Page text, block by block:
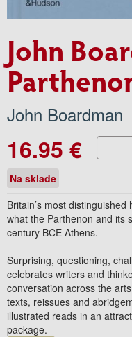
John
John Boardman
16.95 €
Na sklade
Britain’s most
what the Parthenon and its
century BCE Athens.
Surprising, questioning,
celebrates writers and
conversation across the
texts, reissues and
illustrated reads in an
package.